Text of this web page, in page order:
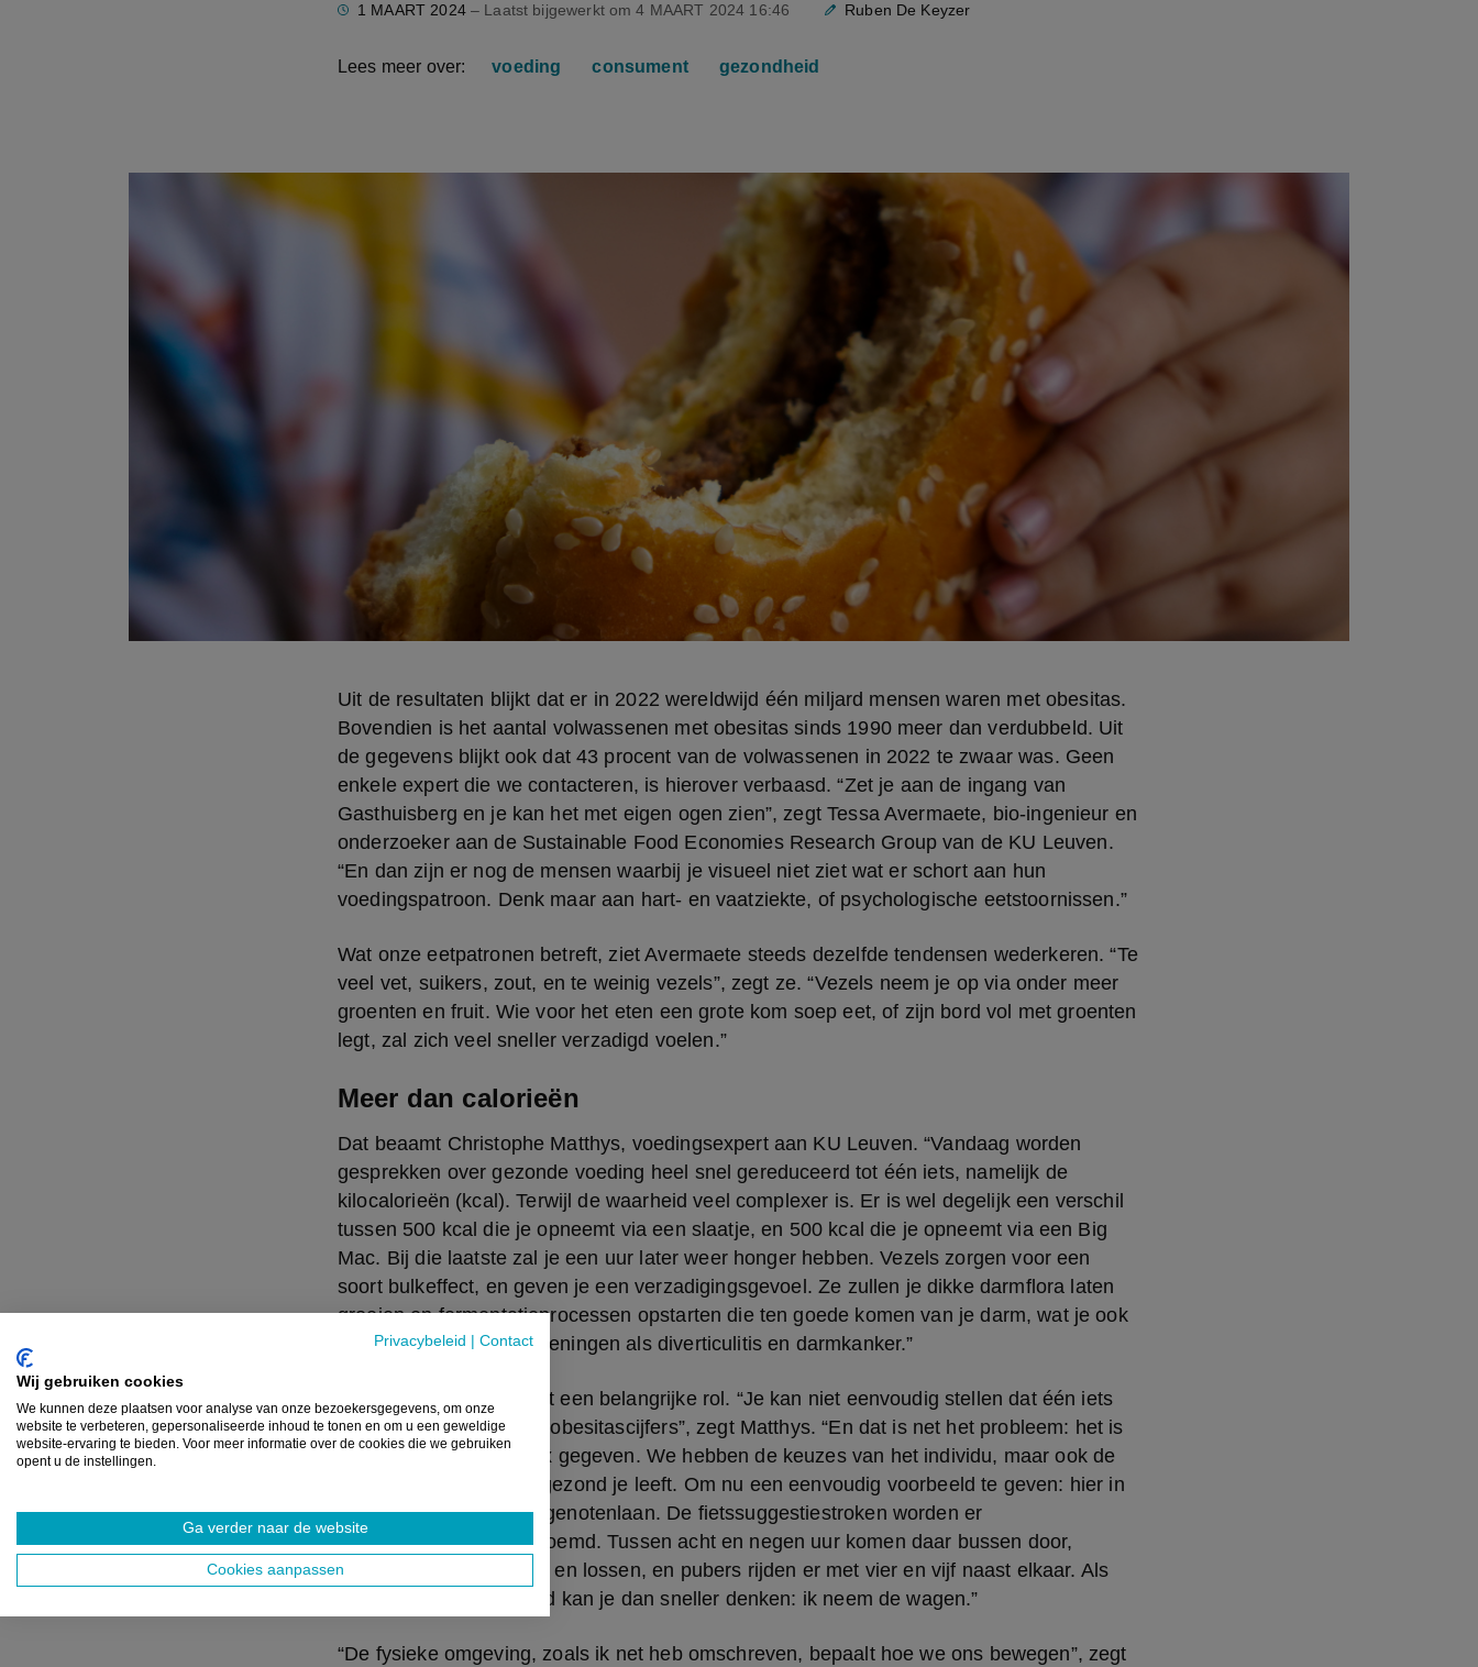
Privacybeleid Contact
Wij gebruiken cookies
We kunnen deze plaatsen voor analyse van onze bezoekersgegevens, om onze
website te verbeteren, gepersonaliseerde inhoud te tonen en om u een geweldige
website-ervaring te bieden. Voor meer informatie over de cookies die we gebruiken
opent u de instellingen.
Ga verder naar de website
Cookies aanpassen
1 MAART 2024– Laatst bijgewerkt om4 MAART 2024 16:46 Ruben De Keyzer
Lees meer over: voeding consument gezondheid
Uit de resultaten blijkt dat er in 2022 wereldwijd één miljard mensen waren met obesitas.
Bovendien is het aantal volwassenen met obesitas sinds 1990 meer dan verdubbeld. Uit
de gegevens blijkt ook dat 43 procent van de volwassenen in 2022 te zwaar was. Geen
enkele expert die we contacteren, is hierover verbaasd. “Zet je aan de ingang van
Gasthuisberg en je kan het met eigen ogen zien”, zegt Tessa Avermaete, bio-ingenieur en
onderzoeker aan de Sustainable Food Economies Research Group van de KU Leuven.
“En dan zijn er nog de mensen waarbij je visueel niet ziet wat er schort aan hun
voedingspatroon. Denk maar aan hart- en vaatziekte, of psychologische eetstoornissen.”
Wat onze eetpatronen betreft, ziet Avermaete steeds dezelfde tendensen wederkeren. “Te
veel vet, suikers, zout, en te weinig vezels”, zegt ze. “Vezels neem je op via onder meer
groenten en fruit. Wie voor het eten een grote kom soep eet, of zijn bord vol met groenten
legt, zal zich veel sneller verzadigd voelen.”
Meer dan calorieën
Dat beaamt Christophe Matthys, voedingsexpert aan KU Leuven. “Vandaag worden
gesprekken over gezonde voeding heel snel gereduceerd tot één iets, namelijk de
kilocalorieën (kcal). Terwijl de waarheid veel complexer is. Er is wel degelijk een verschil
tussen 500 kcal die je opneemt via een slaatje, en 500 kcal die je opneemt via een Big
Mac. Bij die laatste zal je een uur later weer honger hebben. Vezels zorgen voor een
soort bulkeffect, en geven je een verzadigingsgevoel. Ze zullen je dikke darmflora laten
groeien en fermentatieprocessen opstarten die ten goede komen van je darm, wat je ook
beschermt tegen aandoeningen als diverticulitis en darmkanker.”
Ook de omgeving speelt een belangrijke rol. “Je kan niet eenvoudig stellen dat één iets
de oorzaak is van deze obesitascijfers”, zegt Matthys. “En dat is net het probleem: het is
een veelvuldig, complex gegeven. We hebben de keuzes van het individu, maar ook de
omgeving bepaalt hoe gezond je leeft. Om nu een eenvoudig voorbeeld te geven: hier in
Leuven heb je de Bondgenotenlaan. De fietssuggestiestroken worden er
zelfmoordstrookjes genoemd. Tussen acht en negen uur komen daar bussen door,
vrachtwagens die laden en lossen, en pubers rijden er met vier en vijf naast elkaar. Als
ouder van een klein kind kan je dan sneller denken: ik neem de wagen.”
“De fysieke omgeving, zoals ik net heb omschreven, bepaalt hoe we ons bewegen”, zegt